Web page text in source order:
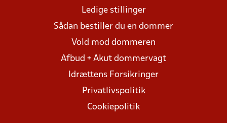
Ledige stillinger
Sådan bestiller du en dommer
Vold mod dommeren
Afbud + Akut dommervagt
Idrættens Forsikringer
Privatlivspolitik
Cookiepolitik